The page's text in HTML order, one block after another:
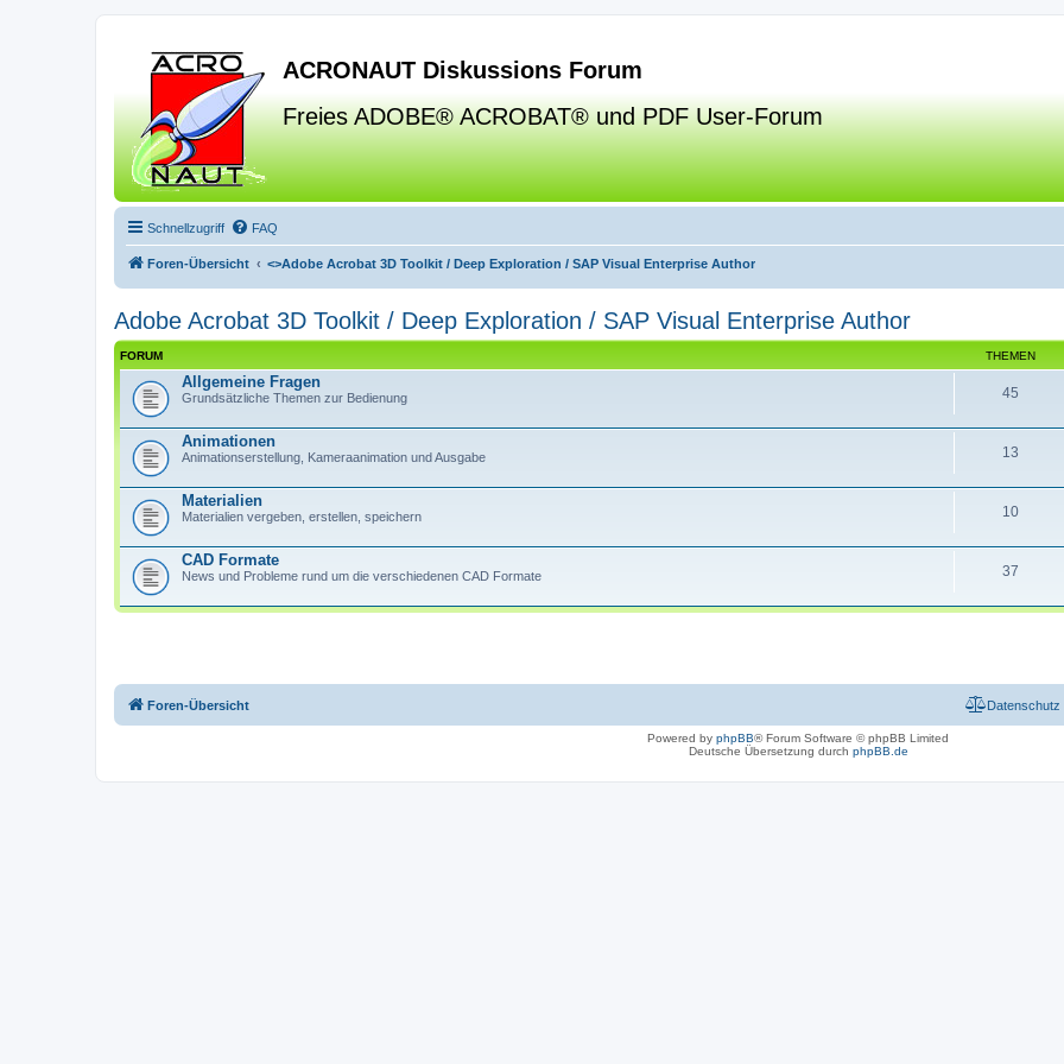
ACRONAUT Diskussions Forum
Freies ADOBE® ACROBAT® und PDF User-Forum
Schnellzugriff FAQ
Foren-Übersicht <>Adobe Acrobat 3D Toolkit / Deep Exploration / SAP Visual Enterprise Author
Adobe Acrobat 3D Toolkit / Deep Exploration / SAP Visual Enterprise Author
FORUM THEMEN
Allgemeine Fragen
Grundsätzliche Themen zur Bedienung 45
Animationen
Animationserstellung, Kameraanimation und Ausgabe 13
Materialien
Materialien vergeben, erstellen, speichern 10
CAD Formate
News und Probleme rund um die verschiedenen CAD Formate 37
Foren-Übersicht Datenschutz
Powered by phpBB® Forum Software © phpBB Limited
Deutsche Übersetzung durch phpBB.de